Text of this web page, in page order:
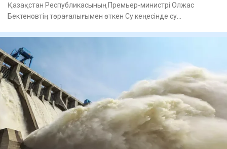
Қазақстан Республикасының Премьер-министрі Олжас
Бектеновтің төрағалығымен өткен Су кеңесінде су